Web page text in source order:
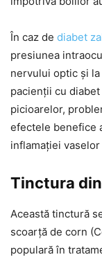
În caz de diabet
presiunea
nervului optic și
pacienții cu
picioarelor,
efectele benefice
inflamației vaselor
Tinctura
Această tinctură
scoarță de corn
populară în